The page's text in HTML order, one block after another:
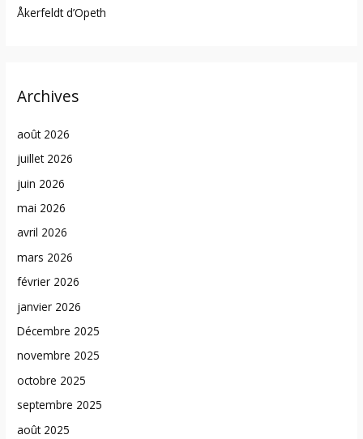
Åkerfeldt d’Opeth
Archives
août 2026
juillet 2026
juin 2026
mai 2026
avril 2026
mars 2026
février 2026
janvier 2026
Décembre 2025
novembre 2025
octobre 2025
septembre 2025
août 2025